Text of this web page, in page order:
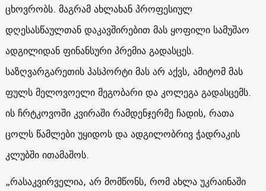
ცხოვრობს. მაგრამ ახლახან პროფესიულ
დღესასწაულთან დაკავშირებით მას ყოფილი სამუშაო
ადგილიდან ფინანსური პრემია გადასცეს.
საზღვარგარეთის პასპორტი მას არ აქვს, ამიტომ მას
ფულს მელოვოელი მეგობარი და კოლეგა გადასცემს.
ის ჩრტკოვოში კვირაში რამდენჯერმე ჩადის, რათა
ცოლს წამლები უყიდოს და ადგილობრივ ჭადრაკის
კლუბში ითამაშოს.
„რასაკვირველია, არ მომწონს, რომ ახლა უკრაინაში